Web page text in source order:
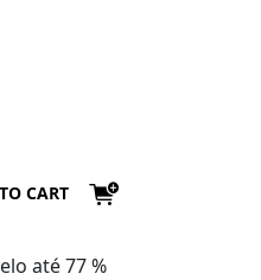
CART
até 77 %